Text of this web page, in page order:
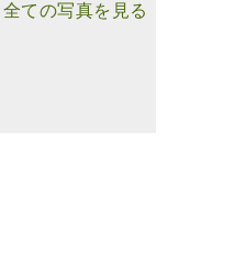
全ての写真を見る